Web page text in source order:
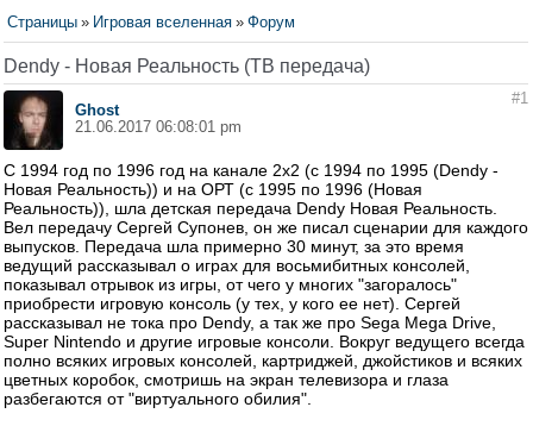
Страницы » Игровая вселенная » Форум
Dendy - Новая Реальность (ТВ передача)
Ghost
21.06.2017 06:08:01 pm
#1
С 1994 год по 1996 год на канале 2х2 (с 1994 по 1995 (Dendy -
Новая Реальность)) и на ОРТ (с 1995 по 1996 (Новая
Реальность)), шла детская передача Dendy Новая Реальность.
Вел передачу Сергей Супонев, он же писал сценарии для каждого
выпусков. Передача шла примерно 30 минут, за это время
ведущий рассказывал о играх для восьмибитных консолей,
показывал отрывок из игры, от чего у многих "загоралось"
приобрести игровую консоль (у тех, у кого ее нет). Сергей
рассказывал не тока про Dendy, а так же про Sega Mega Drive,
Super Nintendo и другие игровые консоли. Вокруг ведущего всегда
полно всяких игровых консолей, картриджей, джойстиков и всяких
цветных коробок, смотришь на экран телевизора и глаза
разбегаются от "виртуального обилия".